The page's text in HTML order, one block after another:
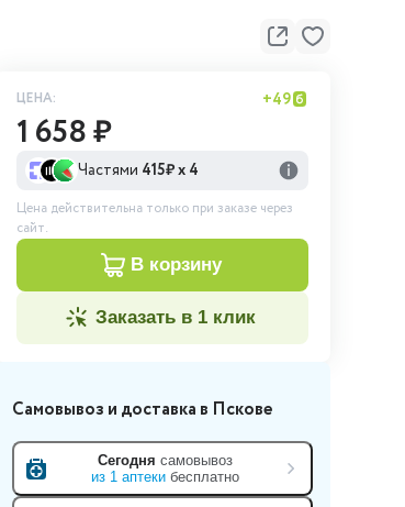
ЦЕНА: +49
1 658 ₽
Частями 415₽ х 4
Цена действительна только при заказе через
сайт.
в корзину
заказать в 1 клик
Самовывоз и доставка в Пскове
Сегодня самовывоз
из 1 аптекибесплатно